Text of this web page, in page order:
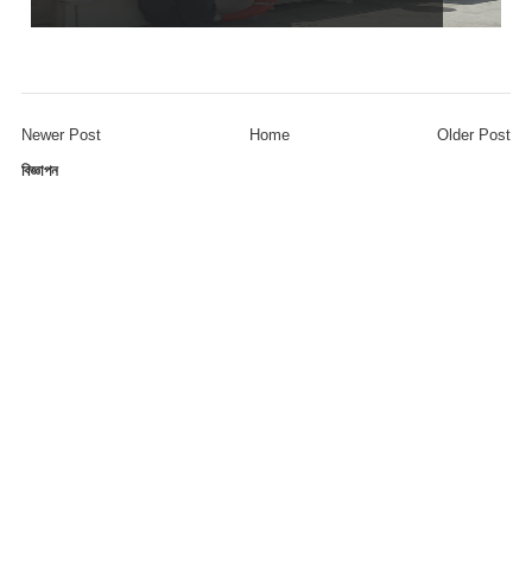
Newer Post Older Post
Home
বিজ্ঞাপন